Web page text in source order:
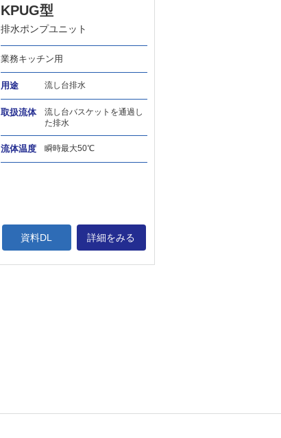
KPUG型
排水ポンプユニット
業務キッチン用
用途 流し台排水
取扱流体
流し台バスケットを通過し
た排水
流体温度 瞬時最大50℃
資料DL 詳細をみる